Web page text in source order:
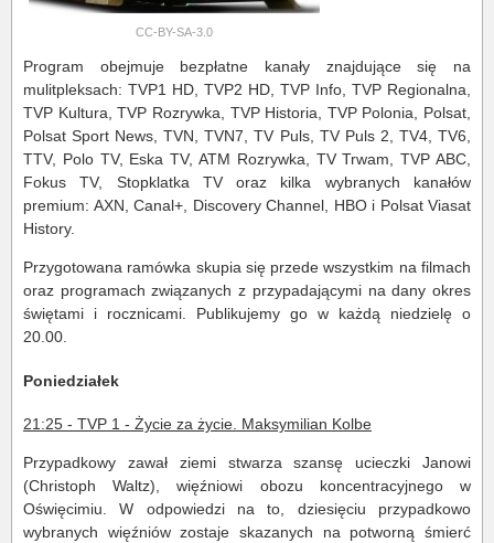
CC-BY-SA-3.0
Program obejmuje bezpłatne kanały znajdujące się na
mulitpleksach: TVP1 HD, TVP2 HD, TVP Info, TVP Regionalna,
TVP Kultura, TVP Rozrywka, TVP Historia, TVP Polonia, Polsat,
Polsat Sport News, TVN, TVN7, TV Puls, TV Puls 2, TV4, TV6,
TTV, Polo TV, Eska TV, ATM Rozrywka, TV Trwam, TVP ABC,
Fokus TV, Stopklatka TV oraz kilka wybranych kanałów
premium: AXN, Canal+, Discovery Channel, HBO i Polsat Viasat
History.
Przygotowana ramówka skupia się przede wszystkim na filmach
oraz programach związanych z przypadającymi na dany okres
świętami i rocznicami. Publikujemy go w każdą niedzielę o
20.00.
Poniedziałek
21:25 - TVP 1 - Życie za życie. Maksymilian Kolbe
Przypadkowy zawał ziemi stwarza szansę ucieczki Janowi
(Christoph Waltz), więźniowi obozu koncentracyjnego w
Oświęcimiu. W odpowiedzi na to, dziesięciu przypadkowo
wybranych więźniów zostaje skazanych na potworną śmierć